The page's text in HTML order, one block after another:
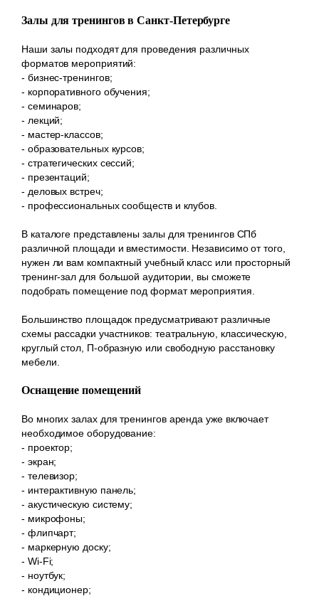
Залы для тренингов в Санкт-Петербурге
Наши залы подходят для проведения различных
форматов мероприятий:
- бизнес-тренингов;
- корпоративного обучения;
- семинаров;
- лекций;
- мастер-классов;
- образовательных курсов;
- стратегических сессий;
- презентаций;
- деловых встреч;
- профессиональных сообществ и клубов.
В каталоге представлены залы для тренингов СПб
различной площади и вместимости. Независимо от того,
нужен ли вам компактный учебный класс или просторный
тренинг-зал для большой аудитории, вы сможете
подобрать помещение под формат мероприятия.
Большинство площадок предусматривают различные
схемы рассадки участников: театральную, классическую,
круглый стол, П-образную или свободную расстановку
мебели.
Оснащение помещений
Во многих залах для тренингов аренда уже включает
необходимое оборудование:
- проектор;
- экран;
- телевизор;
- интерактивную панель;
- акустическую систему;
- микрофоны;
- флипчарт;
- маркерную доску;
- Wi-Fi;
- ноутбук;
- кондиционер;